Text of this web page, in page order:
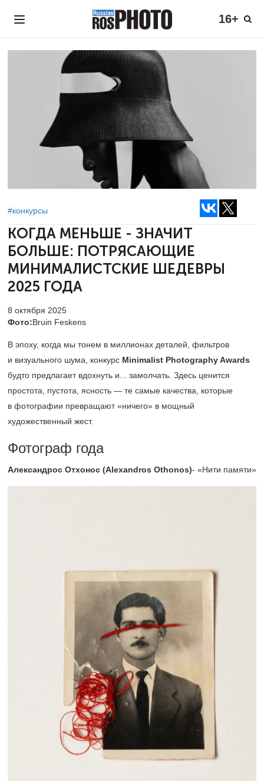
16+
#конкурсы
КОГДА МЕНЬШЕ - ЗНАЧИТ
БОЛЬШЕ: ПОТРЯСАЮЩИЕ
МИНИМАЛИСТСКИЕ ШЕДЕВРЫ
2025 ГОДА
8 октября 2025
Фото:Bruin Feskens
В эпоху, когда мы тонем в миллионах деталей, фильтров
и визуального шума, конкурс Minimalist Photography Awards
будто предлагает вдохнуть и... замолчать. Здесь ценится
простота, пустота, ясность — те самые качества, которые
в фотографии превращают «ничего» в мощный
художественный жест.
Фотограф года
Александрос Отхонос (Alexandros Othonos)- «Нити памяти»